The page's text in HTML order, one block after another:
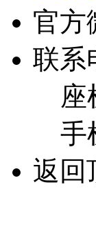
官方
联系
座
手
返回